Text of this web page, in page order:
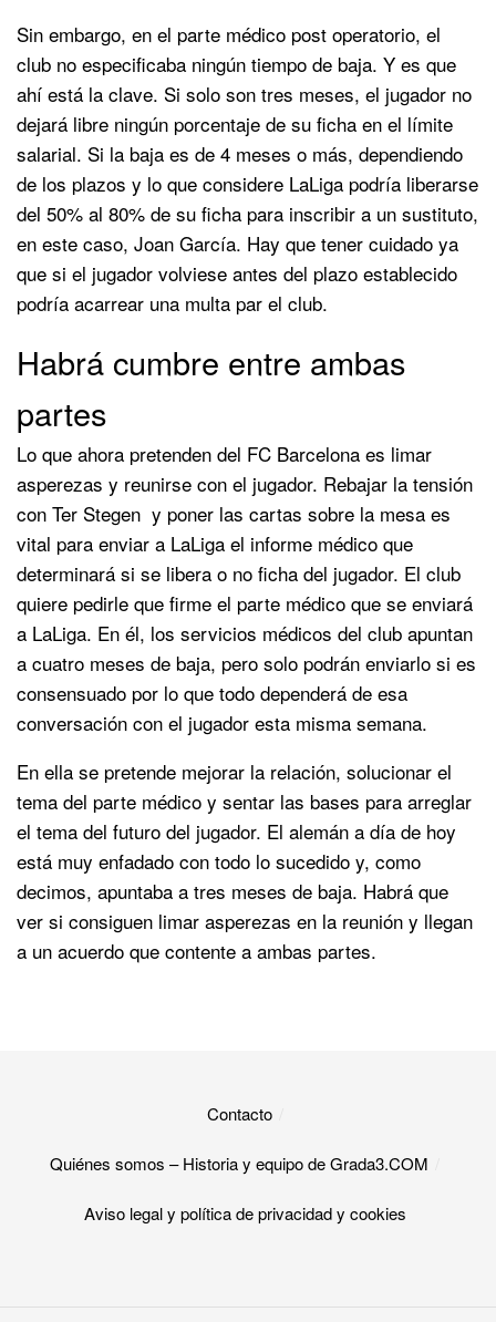
Sin embargo, en el parte médico post operatorio, el
club no especificaba ningún tiempo de baja. Y es que
ahí está la clave. Si solo son tres meses, el jugador no
dejará libre ningún porcentaje de su ficha en el límite
salarial. Si la baja es de 4 meses o más, dependiendo
de los plazos y lo que considere LaLiga podría liberarse
del 50% al 80% de su ficha para inscribir a un sustituto,
en este caso, Joan García. Hay que tener cuidado ya
que si el jugador volviese antes del plazo establecido
podría acarrear una multa par el club.
Habrá cumbre entre ambas
partes
Lo que ahora pretenden del FC Barcelona es limar
asperezas y reunirse con el jugador. Rebajar la tensión
con Ter Stegen y poner las cartas sobre la mesa es
vital para enviar a LaLiga el informe médico que
determinará si se libera o no ficha del jugador. El club
quiere pedirle que firme el parte médico que se enviará
a LaLiga. En él, los servicios médicos del club apuntan
a cuatro meses de baja, pero solo podrán enviarlo si es
consensuado por lo que todo dependerá de esa
conversación con el jugador esta misma semana.
En ella se pretende mejorar la relación, solucionar el
tema del parte médico y sentar las bases para arreglar
el tema del futuro del jugador. El alemán a día de hoy
está muy enfadado con todo lo sucedido y, como
decimos, apuntaba a tres meses de baja. Habrá que
ver si consiguen limar asperezas en la reunión y llegan
a un acuerdo que contente a ambas partes.
Contacto
Quiénes somos – Historia y equipo de Grada3.COM
Aviso legal y política de privacidad y cookies​